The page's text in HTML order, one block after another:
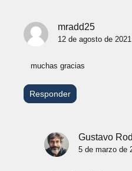
mradd25
12 de agosto de
muchas gracias
Responder
Gustavo
5 de marzo de